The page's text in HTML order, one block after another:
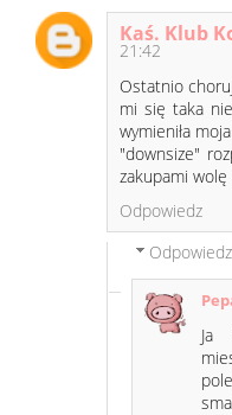
Kaś. Klub
21:42
Ostatnio
mi się taka
wymieniła
"downsize"
zakupami
Odpowiedz
Ja